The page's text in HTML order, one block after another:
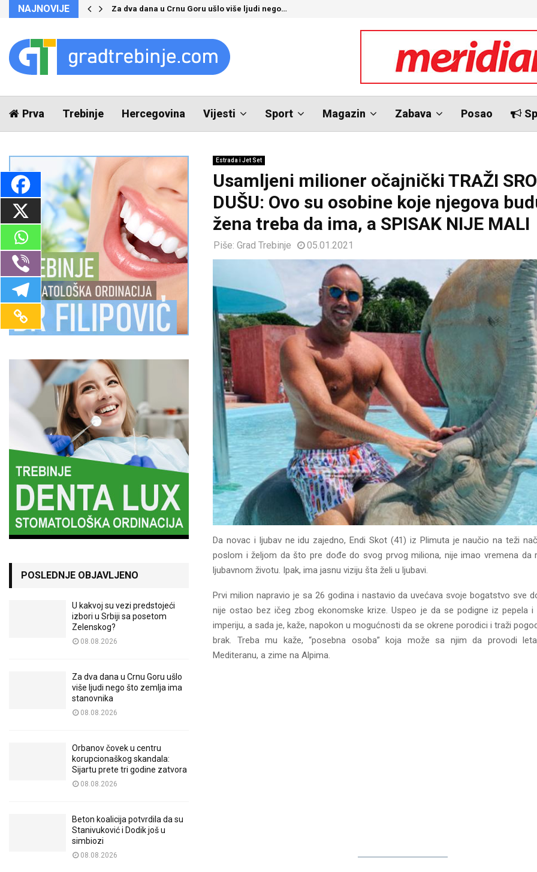
NAJNOVIJE Za dva dana u Crnu Goru ušlo više ljudi nego…
Prva Trebinje Hercegovina Vijesti Sport Magazin Zabava Posao
Estrada i Jet Set
Usamljeni milioner očajnički TRAŽI
DUŠU: Ovo su osobine koje njegova
žena treba da ima, a SPISAK NIJE MALI
Piše: Grad Trebinje 05.01.2021
Da novac i ljubav ne idu zajedno, Endi Skot (41) iz Plimuta je naučio na teži
poslom i željom da što pre dođe do svog prvog miliona, nije imao vremena da
ljubavnom životu. Ipak, ima jasnu viziju šta želi u ljubavi.
Prvi milion napravio je sa 26 godina i nastavio da uvećava svoje bogatstvo sve
nije ostao bez ičeg zbog ekonomske krize. Uspeo je da se podigne iz pepela
imperiju, a sada je, kaže, napokon u mogućnosti da se okrene porodici i traži
brak. Treba mu kaže, “posebna osoba” koja može sa njim da provodi
Mediteranu, a zime na Alpima.
POSLEDNJE OBJAVLJENO
U kakvoj su vezi predstojeći
izbori u Srbiji sa posetom
Zelenskog?
08.08.2026
Za dva dana u Crnu Goru ušlo
više ljudi nego što zemlja ima
stanovnika
08.08.2026
Orbanov čovek u centru
korupcionaškog skandala:
Sijartu prete tri godine zatvora
08.08.2026
Beton koalicija potvrdila da su
Stanivuković i Dodik još u
simbiozi
08.08.2026